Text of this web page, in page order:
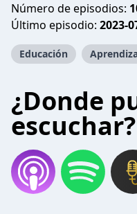
Número de episodios:
Último episodio: 2023-
Educación
¿Donde
escuchar?